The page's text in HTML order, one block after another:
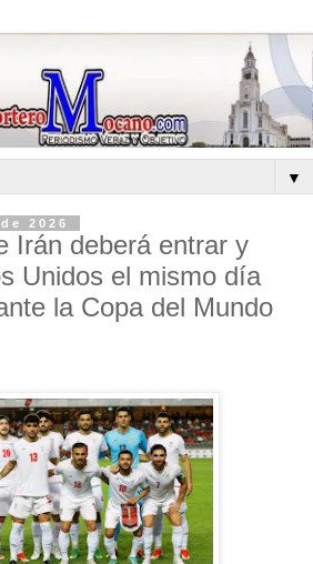
▼
2026
Irán deberá entrar y
Unidos el mismo día
la Copa del Mundo